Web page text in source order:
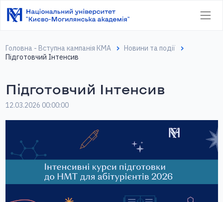
Головна - Вступна кампанія КМА
Новини та події
Підготовчий Інтенсив
Підготовчий Інтенсив
12.03.2026 00:00:00